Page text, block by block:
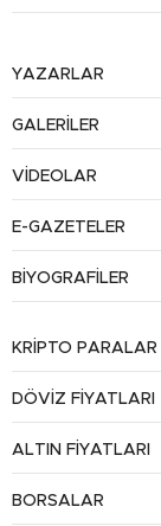
YAZARLAR
GALERİLER
VİDEOLAR
E-GAZETELER
BİYOGRAFİLER
KRİPTO PARALAR
DÖVİZ FİYATLARI
ALTIN FİYATLARI
BORSALAR